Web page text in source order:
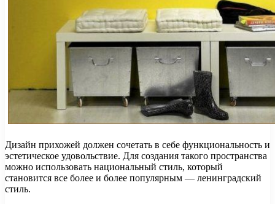
Дизайн прихожей должен сочетать в себе функциональность и
эстетическое удовольствие. Для создания такого пространства
можно использовать национальный стиль, который
становится все более и более популярным — ленинградский
стиль.